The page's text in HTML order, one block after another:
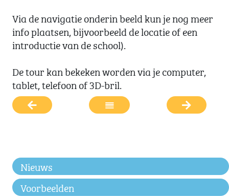
Via de navigatie onderin beeld kun je nog meer
info plaatsen, bijvoorbeeld de locatie of een
introductie van de school).
De tour kan bekeken worden via je computer,
tablet, telefoon of 3D-bril.
Nieuws
Voorbeelden